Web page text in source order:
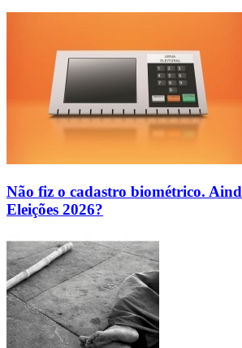
Não fiz o cadastro biométrico.
Eleições 2026?